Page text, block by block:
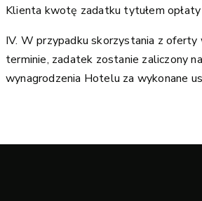
Klienta kwotę zadatku tytułem opłaty
IV. W przypadku skorzystania z
terminie, zadatek zostanie zaliczony
wynagrodzenia Hotelu za wykonane